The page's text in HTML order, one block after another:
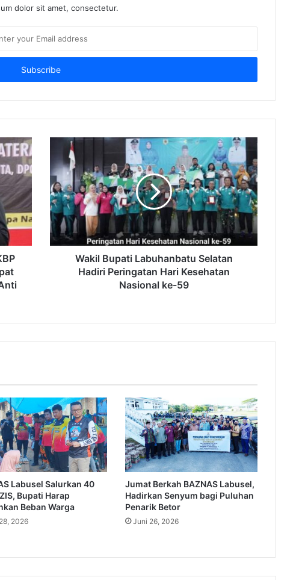
dolor sit amet, consectetur.
Wakil Bupati Labuhanbatu Selatan
Hadiri Peringatan Hari Kesehatan
Nasional ke-59
Labusel Salurkan 40
Bupati Harap
Beban Warga
2026
Jumat Berkah BAZNAS Labusel,
Hadirkan Senyum bagi Puluhan
Penarik Betor
Juni 26, 2026